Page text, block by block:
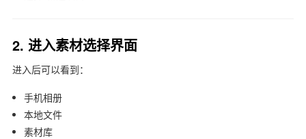
2. 进入素材选择界面
进入后可以看到：
手机相册
本地文件
素材库